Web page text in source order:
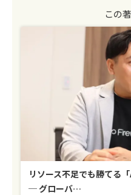
この
リソース不足でも勝てる
─ グローバ…